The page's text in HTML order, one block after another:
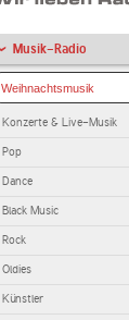
Musik-Radio
Weihnachtsmusik
Konzerte & Live-Musik
Pop
Dance
Black Music
Rock
Oldies
Künstler